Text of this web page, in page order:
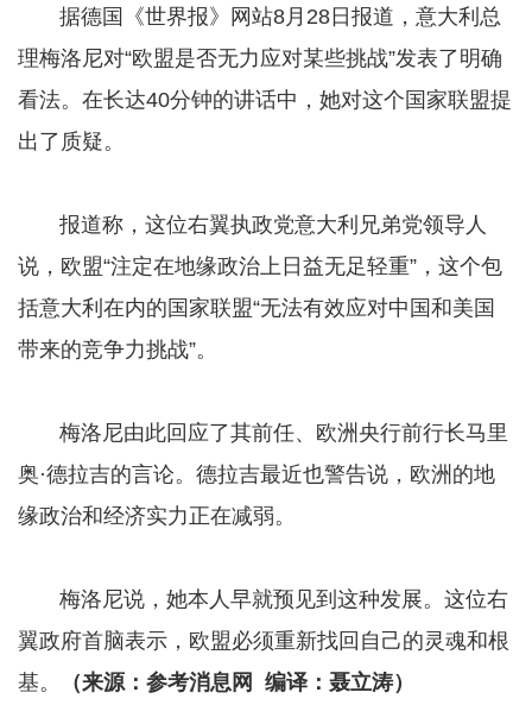
据德国《世界报》网站8月28日报道，意大利总
理梅洛尼对“欧盟是否无力应对某些挑战”发表了明确
看法。在长达40分钟的讲话中，她对这个国家联盟提
出了质疑。
报道称，这位右翼执政党意大利兄弟党领导人
说，欧盟“注定在地缘政治上日益无足轻重”，这个包
括意大利在内的国家联盟“无法有效应对中国和美国
带来的竞争力挑战”。
梅洛尼由此回应了其前任、欧洲央行前行长马里
奥·德拉吉的言论。德拉吉最近也警告说，欧洲的地
缘政治和经济实力正在减弱。
梅洛尼说，她本人早就预见到这种发展。这位右
翼政府首脑表示，欧盟必须重新找回自己的灵魂和根
基。
（来源：参考消息网 编译：聂立涛）